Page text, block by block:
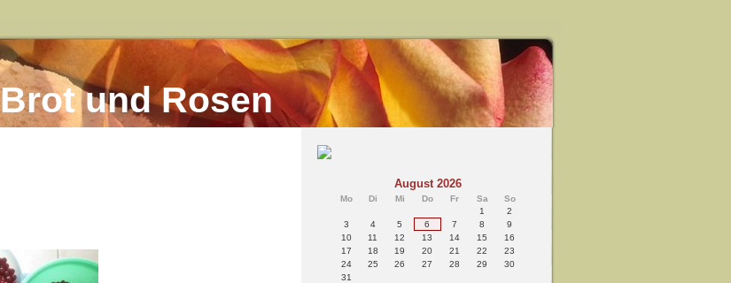
Brot und Rosen
August 2026
Mo Di Mi Do Fr Sa
So
1
2
3
4 5 6 7 8
9
10
11 12 13 14 15
16
17
18 19 20 21 22
23
24
25 26 27 28 29
30
31